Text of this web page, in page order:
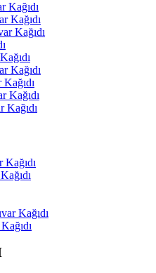
Kağıdı
Kağıdı
Kağıdı
Kağıdı
Kağıdı
Kağıdı
Kağıdı